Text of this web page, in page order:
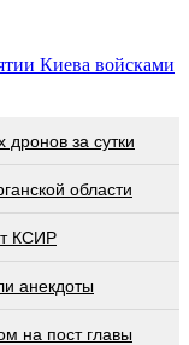
Киева войсками
за сутки
области
КСИР
анекдоты
на пост главы